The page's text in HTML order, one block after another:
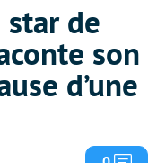
de
son
d’une